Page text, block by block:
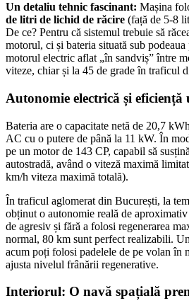
Un detaliu tehnic fascinant: Mașina
de litri de lichid de răcire (față de 5-8
De ce? Pentru că sistemul trebuie să
motorul, ci și bateria situată sub
motorul electric aflat „în sandviș” între
viteze, chiar și la 45 de grade în traficul
Autonomie electrică și eficiență
Bateria are o capacitate netă de 20,7
AC cu o putere de până la 11 kW. În
pe un motor de 143 CP, capabil să
autostradă, având o viteză maximă
km/h viteza maximă totală).
În traficul aglomerat din București, la
obținut o autonomie reală de aproximativ
de agresiv și fără a folosi regenerarea
normal, 80 km sunt perfect realizabili.
acum poți folosi padelele de pe volan în
ajusta nivelul frânării regenerative.
Interiorul: O navă spațială